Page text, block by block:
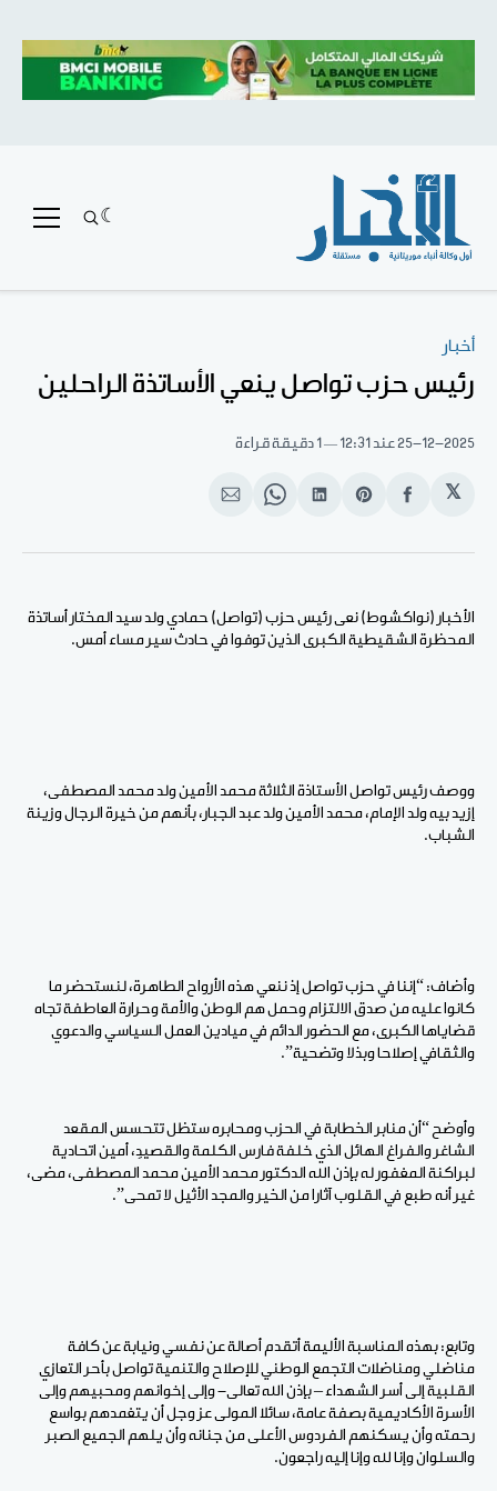
أخبار
رئيس حزب تواصل ينعي الأساتذة الراحلين
25-12-2025عند 12:31 1 دقيقة قراءة
𝕏
انشر
الفيسبوك
Share
Pinterest
انشر
لينكد
Share
WhatsApp
انشر
الإيميل
الأخبار (نواكشوط) نعى رئيس حزب (تواصل) حمادي ولد سيد المختار أساتذة
المحظرة الشقيطية الكبرى الذين توفوا في حادث سير مساء أمس.
ووصف رئيس تواصل الأستاذة الثلاثة محمد الأمين ولد محمد المصطفى،
إزيد بيه ولد الإمام، محمد الأمين ولد عبد الجبار، بأنهم من خيرة الرجال وزينة
الشباب.
وأضاف: “إننا في حزب تواصل إذ ننعي هذه الأرواح الطاهرة، لنستحضر ما
كانوا عليه من صدق الالتزام وحمل هم الوطن والأمة وحرارة العاطفة تجاه
قضاياها الكبرى، مع الحضور الدائم في ميادين العمل السياسي والدعوي
والثقافي إصلاحا وبذلا وتضحية”.
وأوضح “أن منابر الخطابة في الحزب ومحابره ستظل تتحسس المقعد
الشاغر والفراغ الهائل الذي خلفة فارس الكلمة والقصيدِ، أمين اتحادية
لبراكنة المغفور له بإذن الله الدكتور محمد الأمين محمد المصطفى، مضى،
غير أنه طبع في القلوب آثارا من الخير والمجد الأثيل لا تمحى”.
وتابع: بهذه المناسبة الأليمة أتقدم أصالة عن نفسي ونيابة عن كافة
مناضلي ومناضلات التجمع الوطني للإصلاح والتنمية تواصل بأحر التعازي
القلبية إلى أسر الشهداء – بإذن الله تعالى- وإلى إخوانهم ومحبيهم وإلى
الأسرة الأكاديمية بصفة عامة، سائلا المولى عز وجل أن يتغمدهم بواسع
رحمته وأن يسكنهم الفردوس الأعلى من جنانه وأن يلهم الجميع الصبر
والسلوان وإنا لله وإنا إليه راجعون.